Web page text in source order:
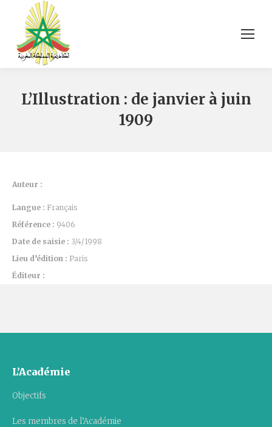
L’Illustration : de janvier à juin
1909
Auteur :
Langue : Français
Référence : 9406
Date de saisie : 3/4/1998
Lieu d’édition : Paris
Éditeur :
L’Académie
Objectifs
Les membres de l’Académie